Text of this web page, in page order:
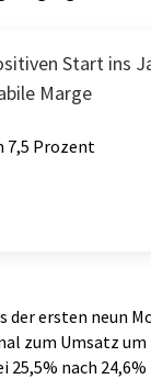
Start ins
Marge
7,5 Prozent
ersten neun
zum Umsatz um
25,5% nach